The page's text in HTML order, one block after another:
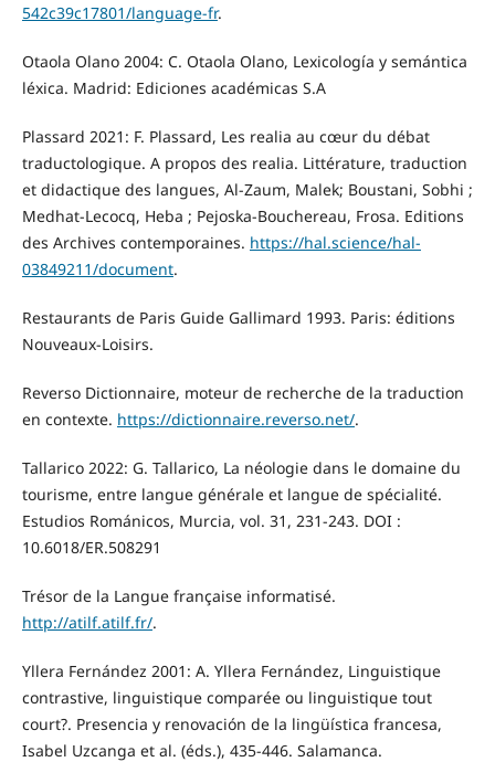
542c39c17801/language-fr.
Otaоla Olano 2004: C. Otaola Olano, Lexicología y semántica
léxica. Madrid: Ediciones académicas S.A
Plassard 2021: F. Plassard, Les realia au cœur du débat
traductologique. A propos des realia. Littérature, traduction
et didactique des langues, Al-Zaum, Malek; Boustani, Sobhi ;
Medhat-Lecocq, Heba ; Pejoska-Bouchereau, Frosa. Editions
des Archives contemporaines. https://hal.science/hal-
03849211/document.
Restaurants de Paris Guide Gallimard 1993. Paris: éditions
Nouveaux-Loisirs.
Reverso Dictionnaire, moteur de recherche de la traduction
en contexte. https://dictionnaire.reverso.net/.
Tallarico 2022: G. Tallarico, La néologie dans le domaine du
tourisme, entre langue générale et langue de spécialité.
Estudios Románicos, Murcia, vol. 31, 231-243. DOI :
10.6018/ER.508291
Trésor de la Langue française informatisé.
http://atilf.atilf.fr/.
Yllera Fernández 2001: A. Yllera Fernández, Linguistique
contrastive, linguistique comparée ou linguistique tout
court?. Presencia y renovación de la lingüística francesa,
Isabel Uzcanga et al. (éds.), 435-446. Salamanca.